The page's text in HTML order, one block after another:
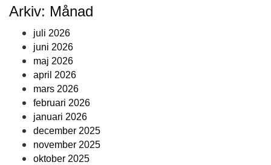
Arkiv: Månad
juli 2026
juni 2026
maj 2026
april 2026
mars 2026
februari 2026
januari 2026
december 2025
november 2025
oktober 2025